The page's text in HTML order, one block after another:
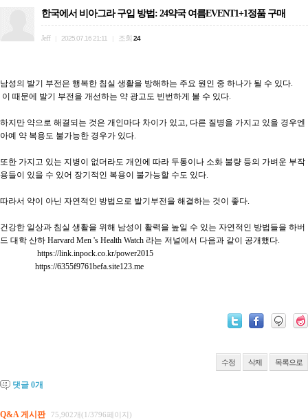
한국에서 비아그라 구입 방법: 24약국 여름EVENT1+1정품 구매
Jeff 2025.07.16 21:11 조회 24
남성의 발기 부전은 행복한 침실 생활을 방해하는 주요 원인 중 하나가 될 수 있다.
하지만 약으로 해결되는 것은 개인마다 차이가 있고, 다른 질병을 가지고 있을 경우엔
아예 약 복용도 불가능한 경우가 있다.
또한 가지고 있는 지병이 없더라도 개인에 따라 두통이나 소화 불량 등의 가벼운 부작
용들이 있을 수 있어 장기적인 복용이 불가능할 수도 있다.
따라서 약이 아닌 자연적인 방법으로 발기부전을 해결하는 것이 좋다.
건강한 일상과 침실 생활을 위해 남성이 활력을 높일 수 있는 자연적인 방법들을 하버
드 대학 산하 Harvard Men 's Health Watch 라는 저널에서 다음과 같이 공개했다.
수정 삭제 목록으로
댓글 0개
Q&A 게시판 75,902개(1/3796페이지)